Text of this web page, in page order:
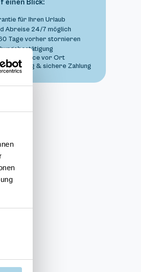
einen Blick:
für Ihren Urlaub
Abreise 24/7 möglich
Tage vorher stornieren
vor Ort
Abwicklung & sichere Zahlung